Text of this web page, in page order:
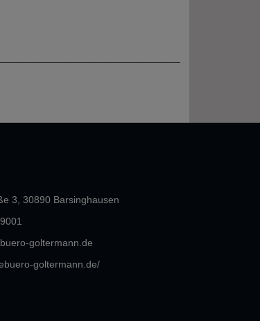
3, 30890 Barsinghausen
goltermann.de
goltermann.de/